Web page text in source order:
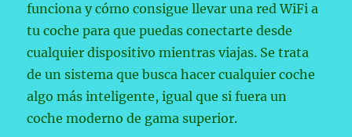
funciona y cómo consigue llevar una red WiFi a
tu coche para que puedas conectarte desde
cualquier dispositivo mientras viajas. Se trata
de un sistema que busca hacer cualquier coche
algo más inteligente, igual que si fuera un
coche moderno de gama superior.